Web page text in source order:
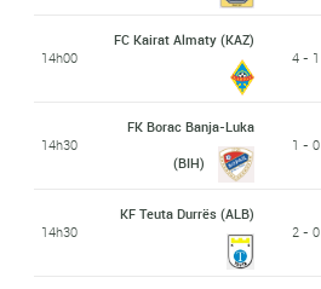
14h00
FC Kairat Almaty (KAZ)
4 - 1
14h30
FK Borac Banja-Luka
(BIH)
1 - 0
14h30
KF Teuta Durrës (ALB)
2 - 0